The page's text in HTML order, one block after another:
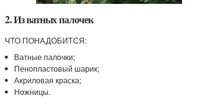
2. Из ватных палочек
ЧТО ПОНАДОБИТСЯ:
Ватные палочки;
Пенопластовый шарик;
Акриловая краска;
Ножницы.